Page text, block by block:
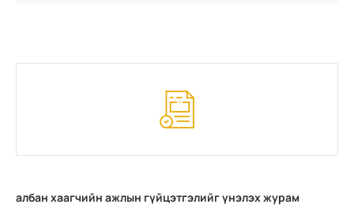
албан хаагчийн ажлын гүйцэтгэлийг үнэлэх журам